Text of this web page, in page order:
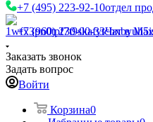
+7 (495) 223-92-10отдел
+7 (960) 230-00-33Чат в Max
Заказать звонок
Задать вопрос
Войти
Корзина0